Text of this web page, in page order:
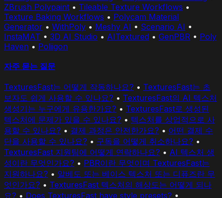
ZBrush Polypaint • Tileable Texture Workflows •
Texture Baking Workflows • Polycam Material
Generator • WithPoly • Meshy AI • Scenario AI •
InstaMAT • 3D AI Studio • AITextured • GenPBR • Poly
Haven • Poliigon
자주 묻는 질문
TexturesFast는 어떻게 작동하나요? • TexturesFast는 초
보자도 쉽게 사용할 수 있나요? • TexturesFast의 AI 텍스처
생성기는 누구에게 유용한가요? • TexturesFast로 생성된
텍스처에 문제가 있을 수 있나요? • 텍스처를 상업적으로 사
용할 수 있나요? • 결제 과정은 안전한가요? • 어떤 결제 수
단을 사용할 수 있나요? • 구독을 어떻게 취소하나요? •
TexturesFast 지원팀에 어떻게 연락하나요? • AI 텍스처 생
성이란 무엇인가요? • PBR이란 무엇이며 TexturesFast는
지원하나요? • 알베도 또는 베이스 텍스처 또는 디퓨즈란 무
엇인가요? • TexturesFast 텍스처의 해상도는 어떻게 되나
요? • Does TexturesFast have style presets? •